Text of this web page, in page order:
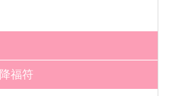
福符